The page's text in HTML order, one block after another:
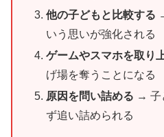
他の子どもと比較する
いう思いが強化される
ゲームやスマホを取り
げ場を奪うことになる
原因を問い詰める → 子
ず追い詰められる